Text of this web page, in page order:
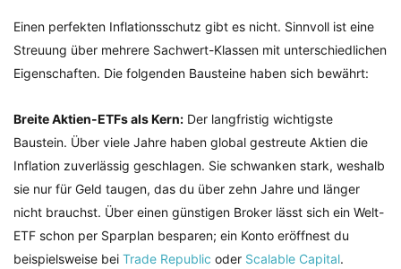
Einen perfekten Inflationsschutz gibt es nicht. Sinnvoll ist eine
Streuung über mehrere Sachwert-Klassen mit unterschiedlichen
Eigenschaften. Die folgenden Bausteine haben sich bewährt:
Breite Aktien-ETFs als Kern: Der langfristig wichtigste
Baustein. Über viele Jahre haben global gestreute Aktien die
Inflation zuverlässig geschlagen. Sie schwanken stark, weshalb
sie nur für Geld taugen, das du über zehn Jahre und länger
nicht brauchst. Über einen günstigen Broker lässt sich ein Welt-
ETF schon per Sparplan besparen; ein Konto eröffnest du
beispielsweise bei Trade Republic oder Scalable Capital.